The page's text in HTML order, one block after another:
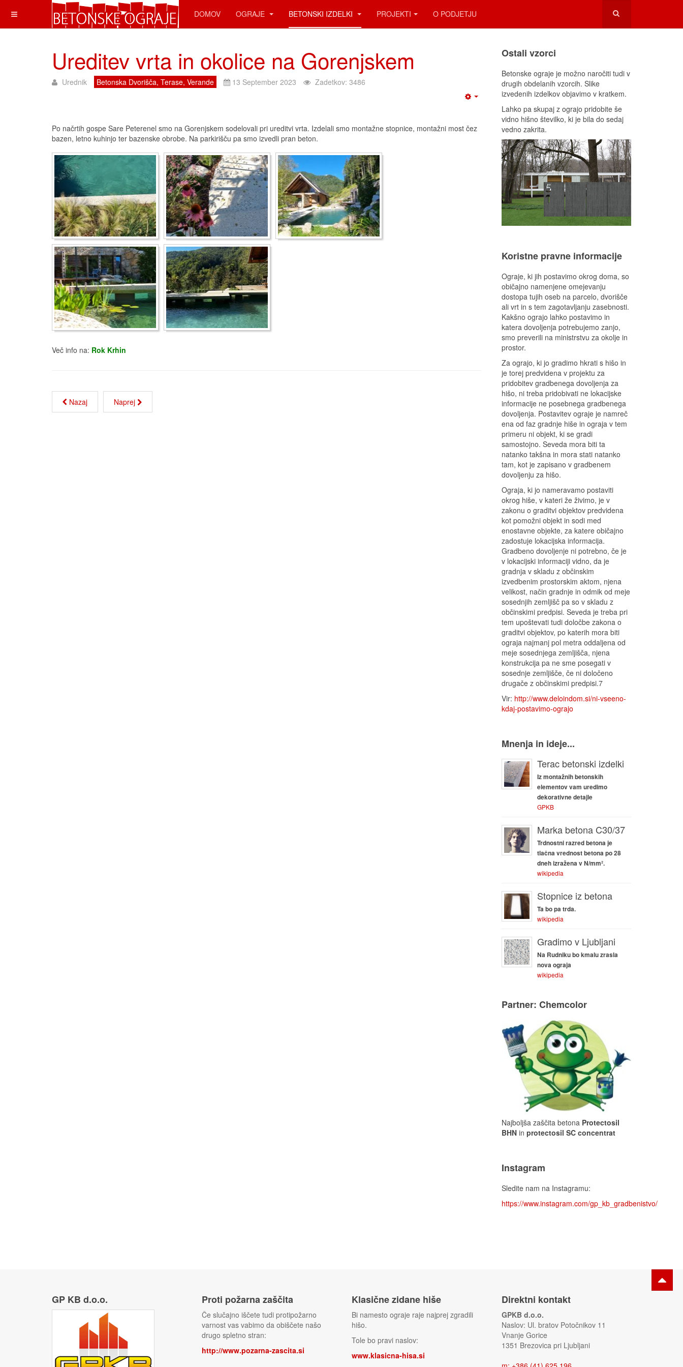
DOMOV OGRAJE BETONSKI IZDELKI PROJEKTI O PODJETJU
Ureditev vrta in okolice na Gorenjskem
Urednik Betonska Dvorišča, Terase, Verande 13 September 2023 Zadetkov: 3486
Po načrtih gospe Sare Peterenel smo na Gorenjskem sodelovali pri ureditvi vrta. Izdelali smo montažne stopnice, montažni most čez
bazen, letno kuhinjo ter bazenske obrobe. Na parkirišču pa smo izvedli pran beton.
Več info na: Rok Krhin
Nazaj Naprej
Ostali vzorci
Betonske ograje je možno naročiti tudi v
drugih obdelanih vzorcih. Slike
izvedenih izdelkov objavimo v kratkem.
Lahko pa skupaj z ograjo pridobite še
vidno hišno številko, ki je bila do sedaj
vedno zakrita.
Koristne pravne informacije
Ograje, ki jih postavimo okrog doma, so
običajno namenjene omejevanju
dostopa tujih oseb na parcelo, dvorišče
ali vrt in s tem zagotavljanju zasebnosti.
Kakšno ograjo lahko postavimo in
katera dovoljenja potrebujemo zanjo,
smo preverili na ministrstvu za okolje in
prostor.
Za ograjo, ki jo gradimo hkrati s hišo in
je torej predvidena v projektu za
pridobitev gradbenega dovoljenja za
hišo, ni treba pridobivati ne lokacijske
informacije ne posebnega gradbenega
dovoljenja. Postavitev ograje je namreč
ena od faz gradnje hiše in ograja v tem
primeru ni objekt, ki se gradi
samostojno. Seveda mora biti ta
natanko takšna in mora stati natanko
tam, kot je zapisano v gradbenem
dovoljenju za hišo.
Ograja, ki jo nameravamo postaviti
okrog hiše, v kateri že živimo, je v
zakonu o graditvi objektov predvidena
kot pomožni objekt in sodi med
enostavne objekte, za katere običajno
zadostuje lokacijska informacija.
Gradbeno dovoljenje ni potrebno, če je
v lokacijski informaciji vidno, da je
gradnja v skladu z občinskim
izvedbenim prostorskim aktom, njena
velikost, način gradnje in odmik od meje
sosednjih zemljišč pa so v skladu z
občinskimi predpisi. Seveda je treba pri
tem upoštevati tudi določbe zakona o
graditvi objektov, po katerih mora biti
ograja najmanj pol metra oddaljena od
meje sosednjega zemljišča, njena
konstrukcija pa ne sme posegati v
sosednje zemljišče, če ni določeno
drugače z občinskimi predpisi.7
Vir: http://www.deloindom.si/ni-vseeno-
kdaj-postavimo-ograjo
Mnenja in ideje...
Terac betonski izdelki
Iz montažnih betonskih
elementov vam uredimo
dekorativne detajle
GPKB
Marka betona C30/37
Trdnostni razred betona je
tlačna vrednost betona po 28
dneh izražena v N/mm².
wikipedia
Stopnice iz betona
Ta bo pa trda.
wikipedia
Gradimo v Ljubljani
Na Rudniku bo kmalu zrasla
nova ograja
wikipedia
Partner: Chemcolor
Najboljša zaščita betona Protectosil
BHN in protectosil SC concentrat
Instagram
Sledite nam na Instagramu:
https://www.instagram.com/gp_kb_gradbenistvo/
GP KB d.o.o. Proti požarna zaščita
Če slučajno iščete tudi protipožarno
varnost vas vabimo da obiščete našo
drugo spletno stran:
http://www.pozarna-zascita.si
Klasične zidane hiše
Bi namesto ograje raje najprej zgradili
hišo.
Tole bo pravi naslov:
www.klasicna-hisa.si
Direktni kontakt
GPKB d.o.o.
Naslov: Ul. bratov Potočnikov 11
Vnanje Gorice
1351 Brezovica pri Ljubljani